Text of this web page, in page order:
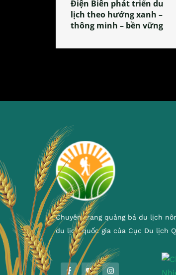
Điện Biên phát triển du
lịch theo hướng xanh –
thông minh – bền vững
Chuyên trang quảng bá du lịch
du lịch quốc gia của Cục Du lịch